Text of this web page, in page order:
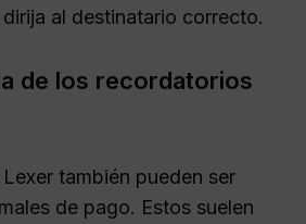
al destinatario correcto.
de los recordatorios
también pueden ser
de pago. Estos suelen